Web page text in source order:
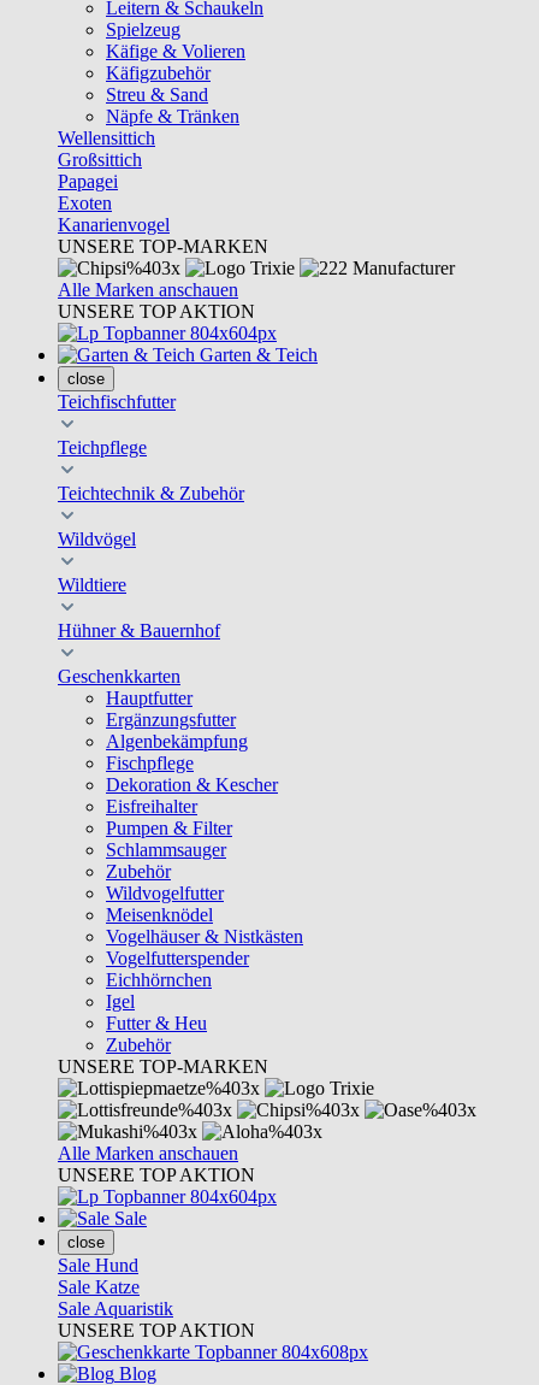
Leitern & Schaukeln
Spielzeug
Käfige & Volieren
Käfigzubehör
Streu & Sand
Näpfe & Tränken
Wellensittich
Großsittich
Papagei
Exoten
Kanarienvogel
UNSERE TOP-MARKEN
Alle Marken anschauen
UNSERE TOP AKTION
Garten & Teich
close
Teichfischfutter
Teichpflege
Teichtechnik & Zubehör
Wildvögel
Wildtiere
Hühner & Bauernhof
Geschenkkarten
Hauptfutter
Ergänzungsfutter
Algenbekämpfung
Fischpflege
Dekoration & Kescher
Eisfreihalter
Pumpen & Filter
Schlammsauger
Zubehör
Wildvogelfutter
Meisenknödel
Vogelhäuser & Nistkästen
Vogelfutterspender
Eichhörnchen
Igel
Futter & Heu
Zubehör
UNSERE TOP-MARKEN
Alle Marken anschauen
UNSERE TOP AKTION
Sale
close
Sale Hund
Sale Katze
Sale Aquaristik
UNSERE TOP AKTION
Blog